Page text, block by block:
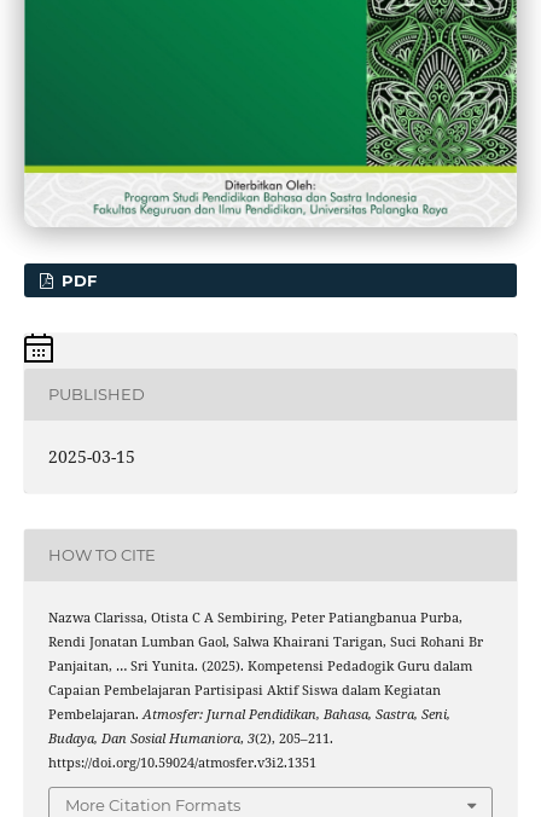
PDF
PUBLISHED
2025-03-15
HOW TO CITE
Nazwa Clarissa, Otista C A Sembiring, Peter Patiangbanua Purba,
Rendi Jonatan Lumban Gaol, Salwa Khairani Tarigan, Suci Rohani Br
Panjaitan, … Sri Yunita. (2025). Kompetensi Pedadogik Guru dalam
Capaian Pembelajaran Partisipasi Aktif Siswa dalam Kegiatan
Pembelajaran.Atmosfer: Jurnal Pendidikan, Bahasa, Sastra, Seni,
Budaya, Dan Sosial Humaniora, 3(2), 205–211.
https://doi.org/10.59024/atmosfer.v3i2.1351
More Citation Formats